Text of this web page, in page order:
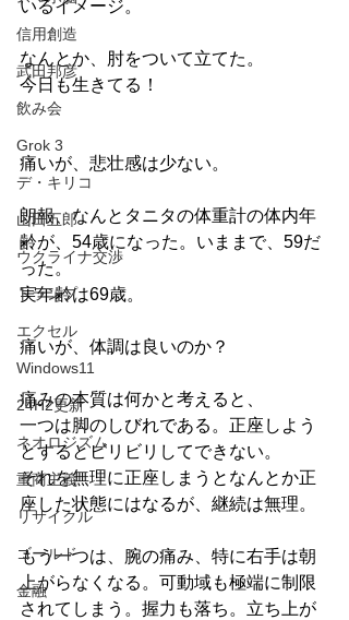
信用創造
武田邦彦
飲み会
Grok 3
デ・キリコ
山田五郎
ウクライナ交渉
トランプ
エクセル
Windows11
24H2更新
ネオロジズム
重商主義
リサイクル
ゴールド
金融
いるイメージ。
なんとか、肘をついて立てた。
今日も生きてる！
痛いが、悲壮感は少ない。
朗報、なんとタニタの体重計の体内年
齢が、54歳になった。いままで、59だ
った。
実年齢は69歳。
痛いが、体調は良いのか？
痛みの本質は何かと考えると、
一つは脚のしびれである。正座しよう
とするとビリビリしてできない。
それを無理に正座しまうとなんとか正
座した状態にはなるが、継続は無理。
もう一つは、腕の痛み、特に右手は朝
上がらなくなる。可動域も極端に制限
されてしまう。握力も落ち。立ち上が